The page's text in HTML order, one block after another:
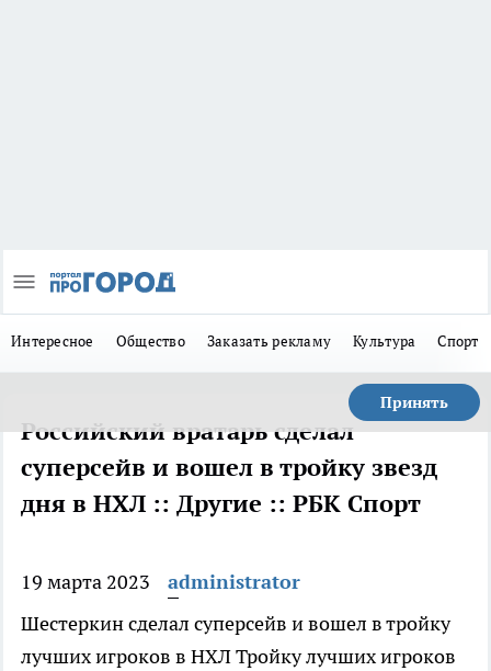
Интересное Общество Заказать рекламу Культура Спорт
Принять
Российский вратарь сделал
суперсейв и вошел в тройку звезд
дня в НХЛ :: Другие :: РБК Спорт
19 марта 2023
administrator
Шестеркин сделал суперсейв и вошел в тройку
лучших игроков в НХЛТройку лучших игроков